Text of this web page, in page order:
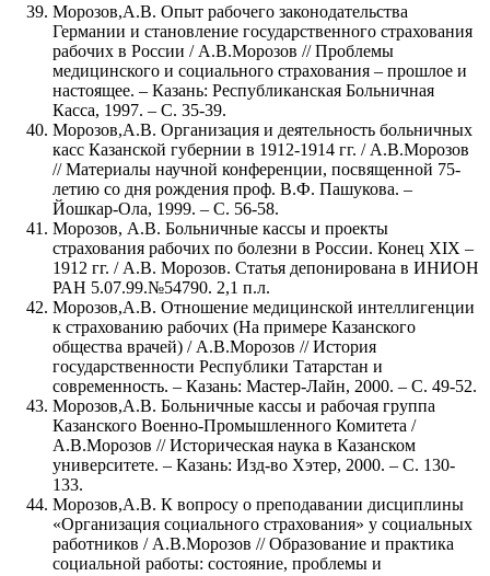
Морозов,А.В. Опыт рабочего законодательства
Германии и становление государственного страхования
рабочих в России / А.В.Морозов // Проблемы
медицинского и социального страхования – прошлое и
настоящее. – Казань: Республиканская Больничная
Касса, 1997. – С. 35-39.
Морозов,А.В. Организация и деятельность больничных
касс Казанской губернии в 1912-1914 гг. / А.В.Морозов
// Материалы научной конференции, посвященной 75-
летию со дня рождения проф. В.Ф. Пашукова. –
Йошкар-Ола, 1999. – С. 56-58.
Морозов, А.В. Больничные кассы и проекты
страхования рабочих по болезни в России. Конец XIX –
1912 гг. / А.В. Морозов. Статья депонирована в ИНИОН
РАН 5.07.99.№54790. 2,1 п.л.
Морозов,А.В. Отношение медицинской интеллигенции
к страхованию рабочих (На примере Казанского
общества врачей) / А.В.Морозов // История
государственности Республики Татарстан и
современность. – Казань: Мастер-Лайн, 2000. – С. 49-52.
Морозов,А.В. Больничные кассы и рабочая группа
Казанского Военно-Промышленного Комитета /
А.В.Морозов // Историческая наука в Казанском
университете. – Казань: Изд-во Хэтер, 2000. – С. 130-
133.
Морозов,А.В. К вопросу о преподавании дисциплины
«Организация социального страхования» у социальных
работников / А.В.Морозов // Образование и практика
социальной работы: состояние, проблемы и